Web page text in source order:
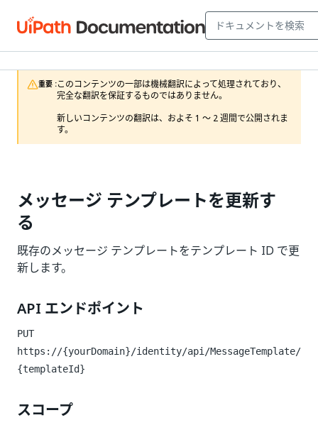
重要 :このコンテンツの一部は機械翻訳によって処理されており、
完全な翻訳を保証するものではありません。
新しいコンテンツの翻訳は、およそ 1 ～ 2 週間で公開されま
す。
メッセージ テンプレートを更新す
る
既存のメッセージ テンプレートをテンプレート ID で更
新します。
API エンドポイント
PUT
https://{yourDomain}/identity/api/MessageTemplate/
{templateId}
スコープ